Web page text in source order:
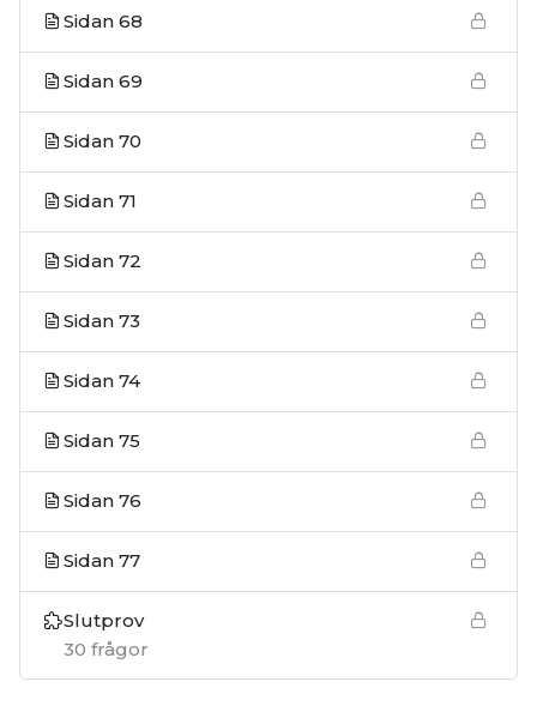
Sidan 68
Sidan 69
Sidan 70
Sidan 71
Sidan 72
Sidan 73
Sidan 74
Sidan 75
Sidan 76
Sidan 77
Slutprov
30 frågor